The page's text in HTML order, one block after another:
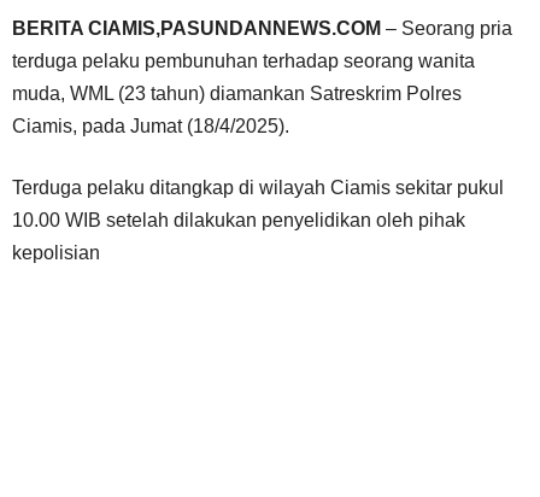
BERITA CIAMIS,PASUNDANNEWS.COM – Seorang pria
terduga pelaku pembunuhan terhadap seorang wanita
muda, WML (23 tahun) diamankan Satreskrim Polres
Ciamis, pada Jumat (18/4/2025).
Terduga pelaku ditangkap di wilayah Ciamis sekitar pukul
10.00 WIB setelah dilakukan penyelidikan oleh pihak
kepolisian